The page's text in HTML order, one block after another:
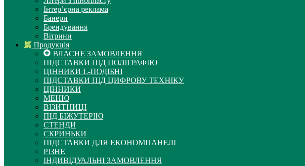
Інтер’єрна реклама
Банери
Брендування
Вітрини
Продукція
ВЛАСНЕ ЗАМОВЛЕННЯ
ПІДСТАВКИ ПІД ПОЛІГРАФІЮ
ЦІННИКИ L-ПОДІБНІ
ПІДСТАВКИ ПІД ЦИФРОВУ ТЕХНІКУ
ЦІННИКИ
МЕНЮ
ВІЗИТНИЦІ
ПІД БІЖУТЕРІЮ
СТЕНДИ
СКРИНЬКИ
ПІДСТАВКИ ДЛЯ ЕКОНОМПАНЕЛІ
РІЗНЕ
ІНДИВІДУАЛЬНІ ЗАМОВЛЕННЯ